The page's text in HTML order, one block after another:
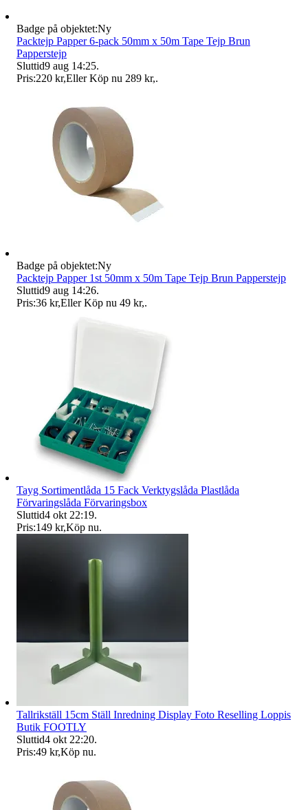
Badge på objektet:Ny
Packtejp Papper 6-pack 50mm x 50m Tape Tejp Brun
Papperstejp
Sluttid9 aug 14:25.
Pris:220 kr,Eller Köp nu 289 kr,.
Badge på objektet:Ny
Packtejp Papper 1st 50mm x 50m Tape Tejp Brun Papperstejp
Sluttid9 aug 14:26.
Pris:36 kr,Eller Köp nu 49 kr,.
Tayg Sortimentlåda 15 Fack Verktygslåda Plastlåda
Förvaringslåda Förvaringsbox
Sluttid4 okt 22:19.
Pris:149 kr,Köp nu.
Tallrikställ 15cm Ställ Inredning Display Foto Reselling Loppis
Butik FOOTLY
Sluttid4 okt 22:20.
Pris:49 kr,Köp nu.